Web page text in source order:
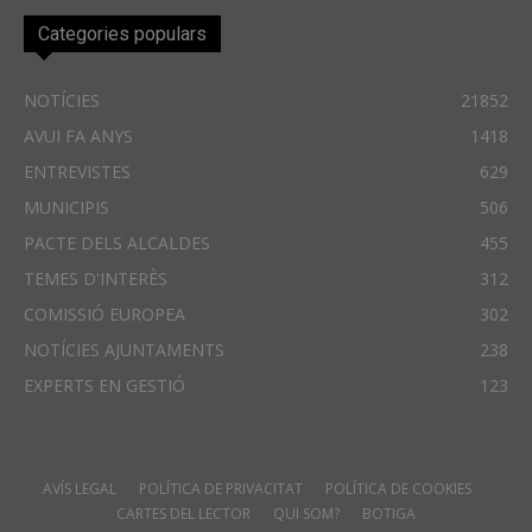
Categories populars
NOTÍCIES
21852
AVUI FA ANYS
1418
ENTREVISTES
629
MUNICIPIS
506
PACTE DELS ALCALDES
455
TEMES D'INTERÈS
312
COMISSIÓ EUROPEA
302
NOTÍCIES AJUNTAMENTS
238
EXPERTS EN GESTIÓ
123
AVÍS LEGAL POLÍTICA DE PRIVACITAT
POLÍTICA DE COOKIES
CARTES DEL LECTOR
QUI SOM? BOTIGA